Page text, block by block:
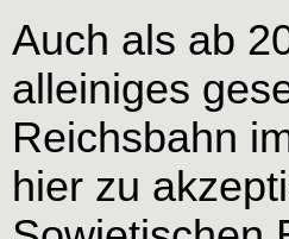
Auch als ab
alleiniges
Reichsbahn
hier zu